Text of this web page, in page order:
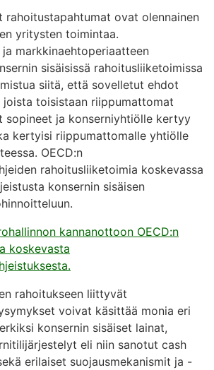
rahoitustapahtumat ovat olennainen
yritysten toimintaa.
markkinaehtoperiaatteen
sisäisissä rahoitusliiketoimissa
siitä, että sovelletut ehdot
toisistaan riippumattomat
sopineet ja konserniyhtiölle kertyy
kertyisi riippumattomalle yhtiölle
OECD:n
rahoitusliiketoimia koskevassa
konsernin sisäisen
kannanottoon OECD:n
koskevasta
rahoitukseen liittyvät
voivat käsittää monia eri
konsernin sisäiset lainat,
eli niin sanotut cash
erilaiset suojausmekanismit ja -